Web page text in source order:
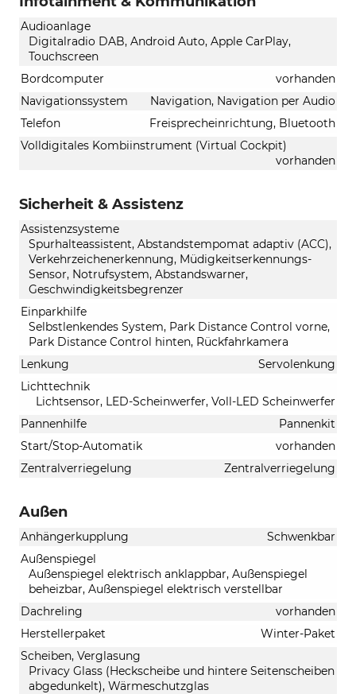
Audioanlage
Digitalradio DAB, Android Auto, Apple CarPlay,
Touchscreen
Bordcomputer
vorhanden
Navigationssystem
Navigation, Navigation per Audio
Telefon
Freisprecheinrichtung, Bluetooth
Volldigitales Kombiinstrument (Virtual Cockpit)
vorhanden
Sicherheit & Assistenz
Assistenzsysteme
Spurhalteassistent, Abstandstempomat adaptiv (ACC),
Verkehrzeichenerkennung, Müdigkeitserkennungs-
Sensor, Notrufsystem, Abstandswarner,
Geschwindigkeitsbegrenzer
Einparkhilfe
Selbstlenkendes System, Park Distance Control vorne,
Park Distance Control hinten, Rückfahrkamera
Lenkung
Servolenkung
Lichttechnik
Lichtsensor, LED-Scheinwerfer, Voll-LED Scheinwerfer
Pannenhilfe
Pannenkit
Start/Stop-Automatik
vorhanden
Zentralverriegelung
Zentralverriegelung
Außen
Anhängerkupplung
Schwenkbar
Außenspiegel
Außenspiegel elektrisch anklappbar, Außenspiegel
beheizbar, Außenspiegel elektrisch verstellbar
Dachreling
vorhanden
Herstellerpaket
Winter-Paket
Scheiben, Verglasung
Privacy Glass (Heckscheibe und hintere Seitenscheiben
abgedunkelt), Wärmeschutzglas